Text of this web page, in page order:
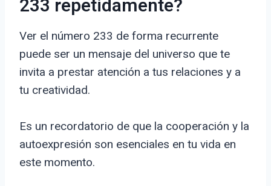
233 repetidamente?
Ver el número 233 de forma recurrente
puede ser un mensaje del universo que te
invita a prestar atención a tus relaciones y a
tu creatividad.
Es un recordatorio de que la cooperación y la
autoexpresión son esenciales en tu vida en
este momento.